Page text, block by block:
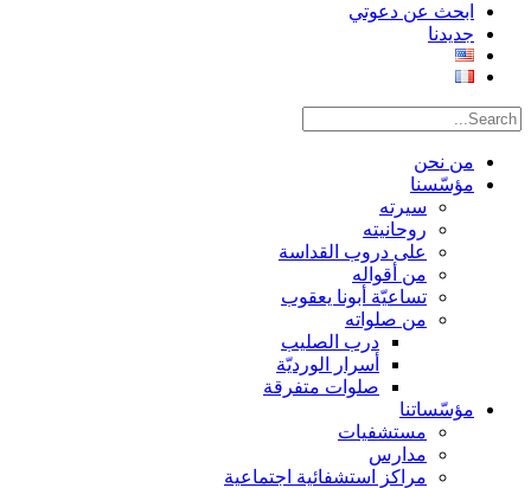
ابحث عن دعوتي
جديدنا
من نحن
مؤسّسنا
سيرته
روحانيته
على دروب القداسة
من أقواله
تساعيّة أبونا يعقوب
من صلواته
درب الصليب
أسرار الورديّة
صلوات متفرقة
مؤسّساتنا
مستشفيات
مدارس
مراكز استشفائية اجتماعية